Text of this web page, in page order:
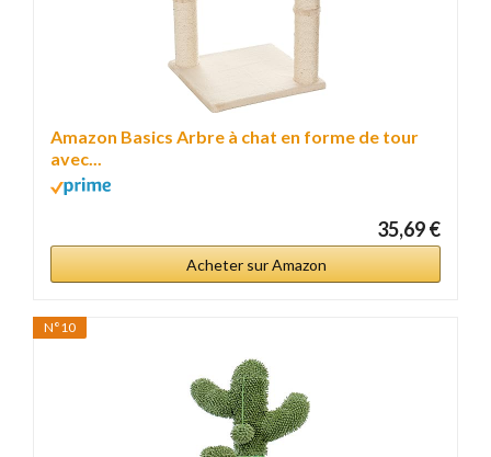
Amazon Basics Arbre à chat en forme de tour
avec...
35,69 €
Acheter sur Amazon
N°10